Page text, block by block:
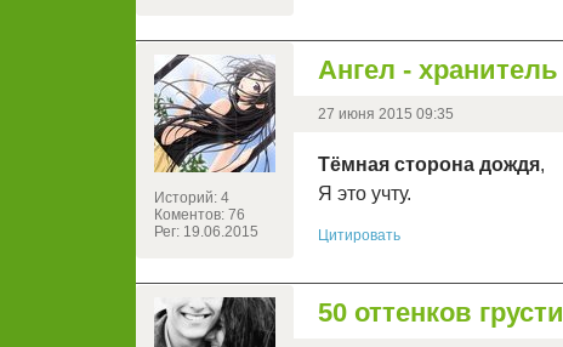
Историй: 4
Коментов: 76
Рег: 19.06.2015
Ангел - хранитель
27 июня 2015 09:35
Тёмная сторона дождя,
Я это учту.
Цитировать
50 оттенков грусти